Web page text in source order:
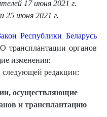
17 июня 2021 г.
25 июня 2021 г.
Республики Беларусь
трансплантации органов
изменения:
редакции:
осуществляющие
и трансплантацию